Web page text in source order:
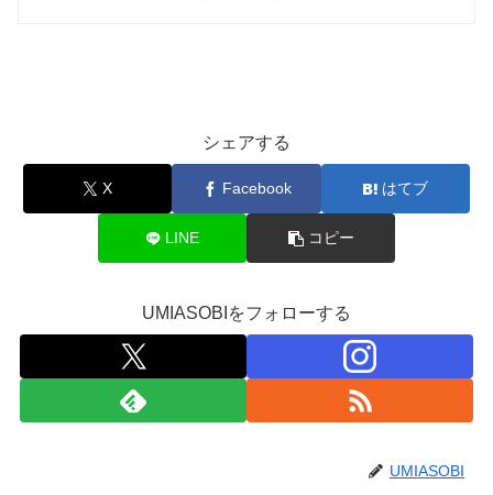
シェアする
X Facebook はてブ
LINE コピー
UMIASOBIをフォローする
UMIASOBI